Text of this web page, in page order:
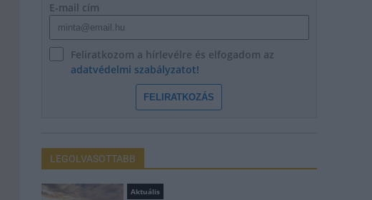
E-mail cím
Feliratkozom a hírlevélre és elfogadom az
adatvédelmi szabályzatot!
FELIRATKOZÁS
LEGOLVASOTTABB
Aktuális